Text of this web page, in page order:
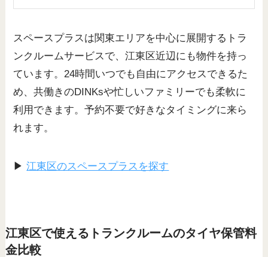
スペースプラスは関東エリアを中心に展開するトラ
ンクルームサービスで、江東区近辺にも物件を持っ
ています。24時間いつでも自由にアクセスできるた
め、共働きのDINKsや忙しいファミリーでも柔軟に
利用できます。予約不要で好きなタイミングに来ら
れます。
▶江東区のスペースプラスを探す
江東区で使えるトランクルームのタイヤ保管料
金比較